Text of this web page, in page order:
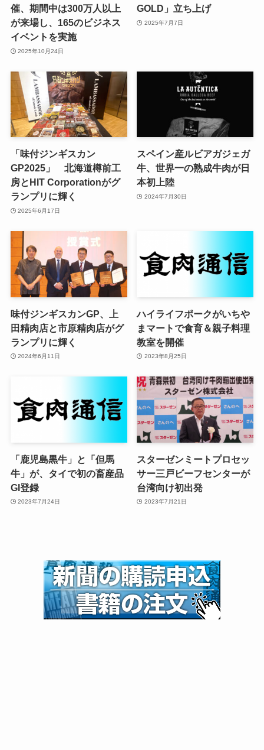
催、期間中は300万人以上
が来場し、165のビジネス
イベントを実施
2025年10月24日
GOLD」立ち上げ
2025年7月7日
「味付ジンギスカン
GP2025」 北海道樽前工
房とHIT Corporationがグ
ランプリに輝く
2025年6月17日
スペイン産ルビアガジェガ
牛、世界一の熟成牛肉が日
本初上陸
2024年7月30日
味付ジンギスカンGP、上
田精肉店と市原精肉店がグ
ランプリに輝く
2024年6月11日
ハイライフポークがいちや
まマートで食育＆親子料理
教室を開催
2023年8月25日
「鹿児島黒牛」と「但馬
牛」が、タイで初の畜産品
GI登録
2023年7月24日
スターゼンミートプロセッ
サー三戸ビーフセンターが
台湾向け初出発
2023年7月21日